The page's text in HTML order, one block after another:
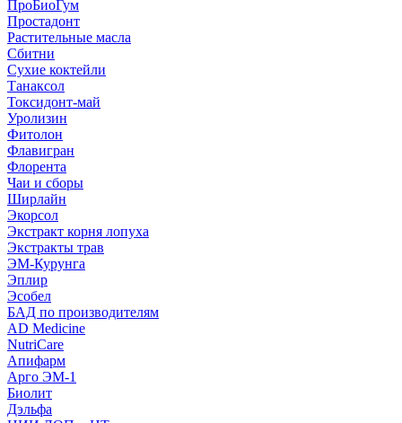
ПроБиоГум
Простадонт
Растительные масла
Сбитни
Сухие коктейли
Танаксол
Токсидонт-май
Уролизин
Фитолон
Флавигран
Флорента
Чаи и сборы
Ширлайн
Экорсол
Экстракт корня лопуха
Экстракты трав
ЭМ-Курунга
Эплир
Эсобел
БАД по производителям
AD Medicine
NutriCare
Апифарм
Арго ЭМ-1
Биолит
Дэльфа